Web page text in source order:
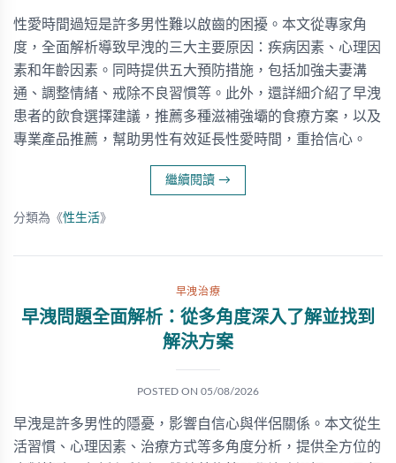
性愛時間過短是許多男性難以啟齒的困擾。本文從專家角
度，全面解析導致早洩的三大主要原因：疾病因素、心理因
素和年齡因素。同時提供五大預防措施，包括加強夫妻溝
通、調整情緒、戒除不良習慣等。此外，還詳細介紹了早洩
患者的飲食選擇建議，推薦多種滋補強壩的食療方案，以及
專業產品推薦，幫助男性有效延長性愛時間，重拾信心。
繼續閱讀 →
分類為《性生活》
早洩治療
早洩問題全面解析：從多角度深入了解並找到
解決方案
POSTED ON 05/08/2026
早洩是許多男性的隱憂，影響自信心與伴侶關係。本文從生
活習慣、心理因素、治療方式等多角度分析，提供全方位的